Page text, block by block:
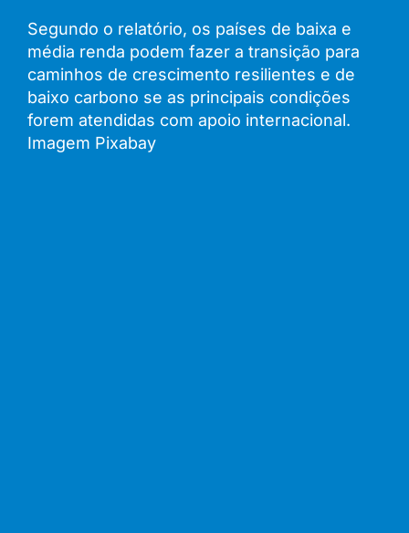
Segundo o relatório, os países de baixa e
média renda podem fazer a transição para
caminhos de crescimento resilientes e de
baixo carbono se as principais condições
forem atendidas com apoio internacional.
Imagem Pixabay